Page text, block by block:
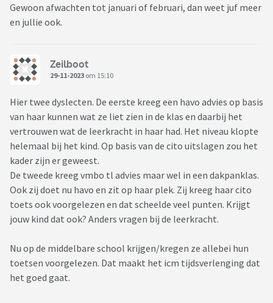
Gewoon afwachten tot januari of februari, dan weet juf meer
en jullie ook.
Zeilboot
29-11-2023 om 15:10
Hier twee dyslecten. De eerste kreeg een havo advies op basis
van haar kunnen wat ze liet zien in de klas en daarbij het
vertrouwen wat de leerkracht in haar had. Het niveau klopte
helemaal bij het kind. Op basis van de cito uitslagen zou het
kader zijn er geweest.
De tweede kreeg vmbo tl advies maar wel in een dakpanklas.
Ook zij doet nu havo en zit op haar plek. Zij kreeg haar cito
toets ook voorgelezen en dat scheelde veel punten. Krijgt
jouw kind dat ook? Anders vragen bij de leerkracht.
Nu op de middelbare school krijgen/kregen ze allebei hun
toetsen voorgelezen. Dat maakt het icm tijdsverlenging dat
het goed gaat.